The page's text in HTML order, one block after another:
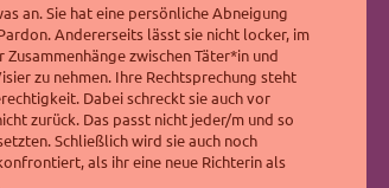
an. Sie hat eine persönliche Abneigung
Andererseits lässt sie nicht locker, im
zwischen Täter*in und
zu nehmen. Ihre Rechtsprechung steht
Dabei schreckt sie auch vor
zurück. Das passt nicht jeder/m und so
Schließlich wird sie auch noch
als ihr eine neue Richterin als